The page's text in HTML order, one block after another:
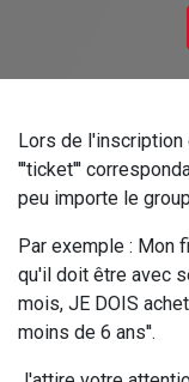
Lors de l'inscription
'''ticket'''
peu importe le
Par exemple : Mon
qu'il doit être avec
mois, JE DOIS
moins de 6 ans''.